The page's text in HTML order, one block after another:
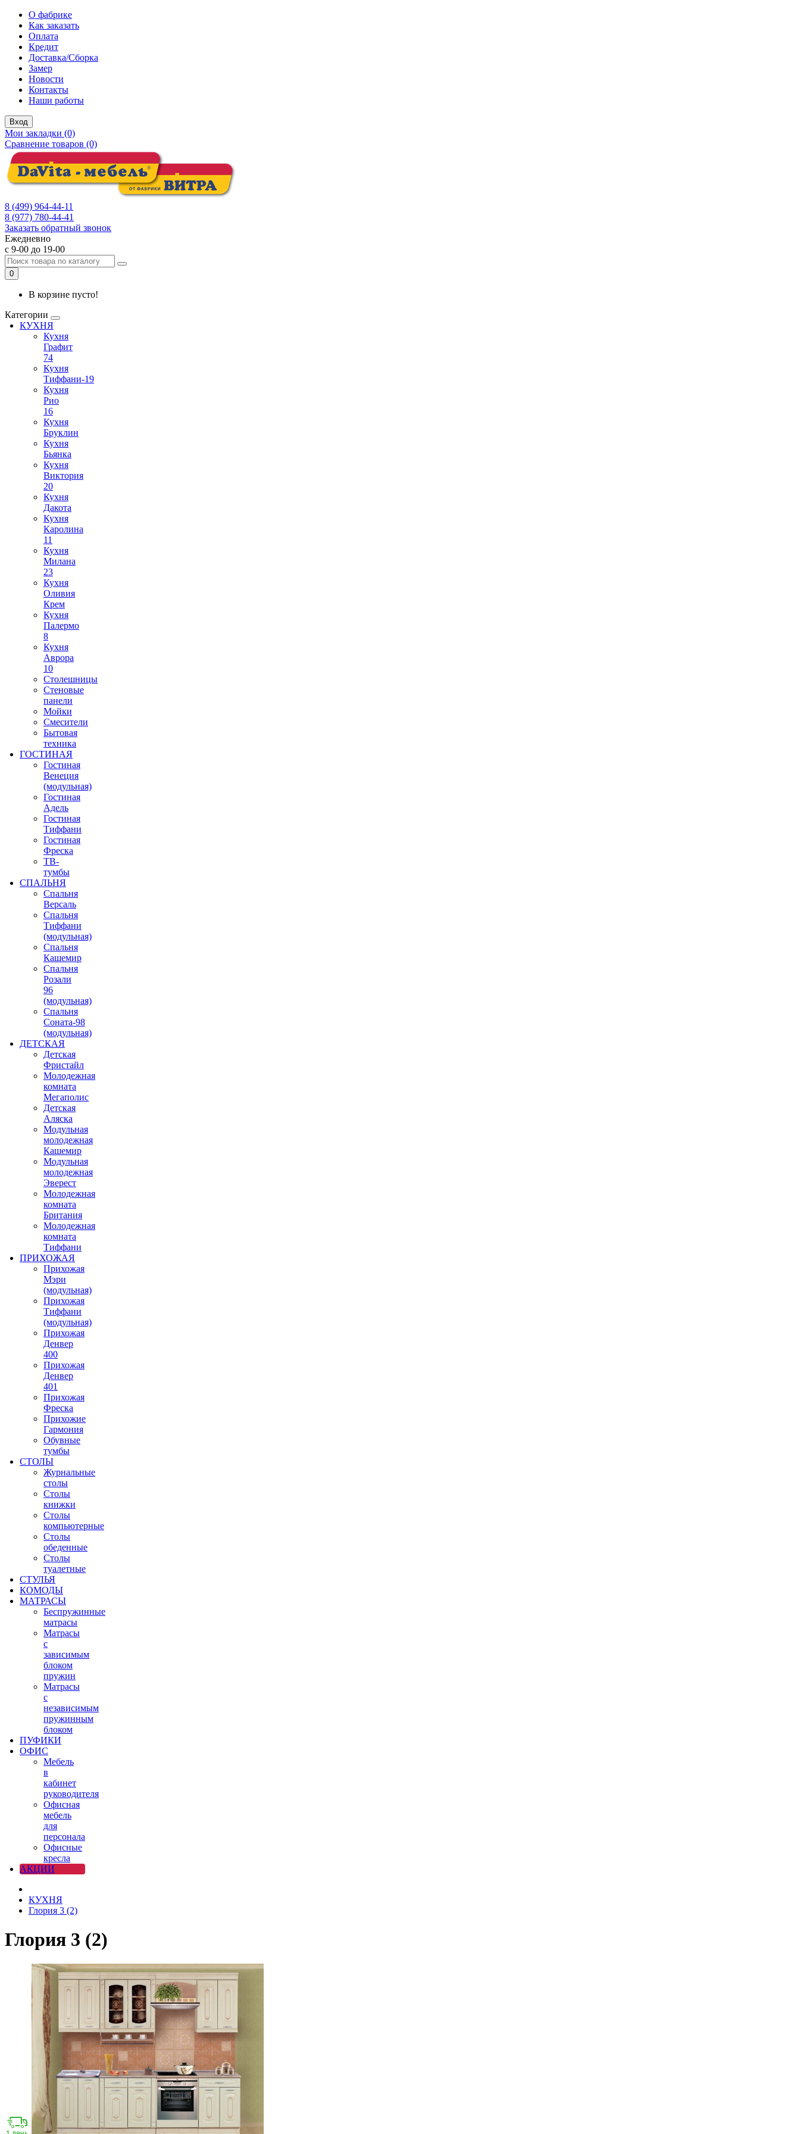
О фабрике
Как заказать
Оплата
Кредит
Доставка/Сборка
Замер
Новости
Контакты
Наши работы
Вход
Мои закладки (0)
Сравнение товаров (0)
8 (499) 964-44-11
8 (977) 780-44-41
Заказать обратный звонок
Ежедневно
с 9-00 до 19-00
0
В корзине пусто!
Категории
КУХНЯ
Кухня
Графит
74
Кухня
Тиффани-19
Кухня
Рио
16
Кухня
Бруклин
Кухня
Бьянка
Кухня
Виктория
20
Кухня
Дакота
Кухня
Каролина
11
Кухня
Милана
23
Кухня
Оливия
Крем
Кухня
Палермо
8
Кухня
Аврора
10
Столешницы
Стеновые
панели
Мойки
Смесители
Бытовая
техника
ГОСТИНАЯ
Гостиная
Венеция
(модульная)
Гостиная
Адель
Гостиная
Тиффани
Гостиная
Фреска
ТВ-
тумбы
СПАЛЬНЯ
Спальня
Версаль
Спальня
Тиффани
(модульная)
Спальня
Кашемир
Спальня
Розали
96
(модульная)
Спальня
Соната-98
(модульная)
ДЕТСКАЯ
Детская
Фристайл
Молодежная
комната
Мегаполис
Детская
Аляска
Модульная
молодежная
Кашемир
Модульная
молодежная
Эверест
Молодежная
комната
Британия
Молодежная
комната
Тиффани
ПРИХОЖАЯ
Прихожая
Мэри
(модульная)
Прихожая
Тиффани
(модульная)
Прихожая
Денвер
400
Прихожая
Денвер
401
Прихожая
Фреска
Прихожие
Гармония
Обувные
тумбы
СТОЛЫ
Журнальные
столы
Столы
книжки
Столы
компьютерные
Столы
обеденные
Столы
туалетные
СТУЛЬЯ
КОМОДЫ
МАТРАСЫ
Беспружинные
матрасы
Матрасы
с
зависимым
блоком
пружин
Матрасы
с
независимым
пружинным
блоком
ПУФИКИ
ОФИС
Мебель
в
кабинет
руководителя
Офисная
мебель
для
персонала
Офисные
кресла
АКЦИИ
КУХНЯ
Глория 3 (2)
Глория 3 (2)